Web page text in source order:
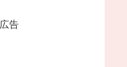
広告